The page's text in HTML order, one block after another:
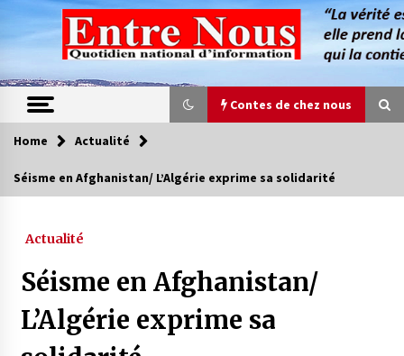
content
Contes de chez nous
Contes de chez nous
Magie de sorcier
Home Actualité
Séisme en Afghanistan/ L’Algérie exprime sa solidarité
Actualité
Séisme en Afghanistan/
L’Algérie exprime sa